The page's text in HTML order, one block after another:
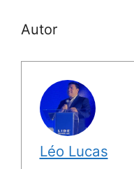
Autor
Léo Lucas